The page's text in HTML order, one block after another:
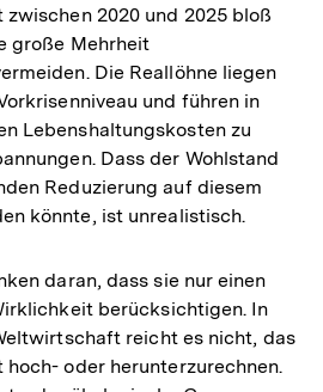
2020 und 2025 bloß
große Mehrheit
Die Reallöhne liegen
und führen in
Lebenshaltungskosten zu
Dass der Wohlstand
Reduzierung auf diesem
könnte, ist unrealistisch.
daran, dass sie nur einen
berücksichtigen. In
reicht es nicht, das
oder herunterzurechnen.